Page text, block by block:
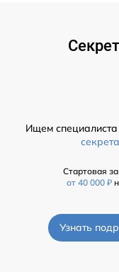
Ищем
Стартовая
от 40 000 ₽
Узнать